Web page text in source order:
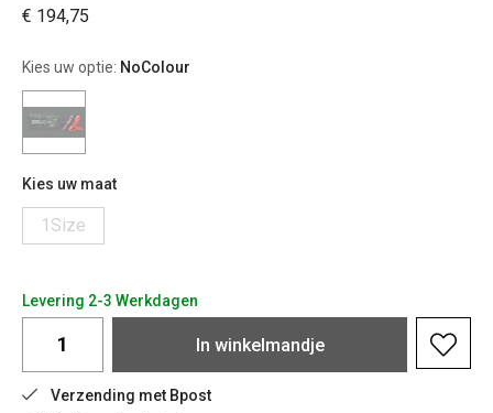
€ 194,75
Kies uw optie: NoColour
Kies uw maat
1Size
Levering 2-3 Werkdagen
In winkelmandje
Verzending met Bpost